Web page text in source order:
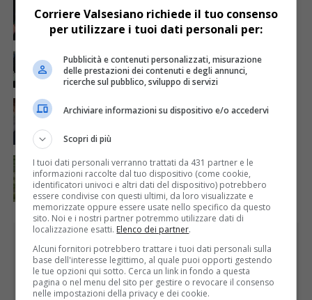
Sabato 8 agosto in piazza a Varallo Gran Galà Lirico
ATTUALITÀ 7 giorni fa
Polizia locale, nasce il primo gruppo cinofilo
regionale del Piemonte
Auguri alla centenaria Piera Rosa Taddia
ATTUALITÀ 3 giorni fa
Siccità, Gattinara chiede il riconoscimento dello
stato di calamità naturale
PUBBLICITÀ
Corriere Valsesiano richiede il tuo consenso
per utilizzare i tuoi dati personali per:
Pubblicità e contenuti personalizzati, misurazione
delle prestazioni dei contenuti e degli annunci,
ricerche sul pubblico, sviluppo di servizi
Archiviare informazioni su dispositivo e/o accedervi
Scopri di più
I tuoi dati personali verranno trattati da 431 partner e le
informazioni raccolte dal tuo dispositivo (come cookie,
identificatori univoci e altri dati del dispositivo) potrebbero
essere condivise con questi ultimi, da loro visualizzate e
memorizzate oppure essere usate nello specifico da questo
sito. Noi e i nostri partner potremmo utilizzare dati di
localizzazione esatti. Elenco dei partner.
Alcuni fornitori potrebbero trattare i tuoi dati personali sulla
base dell'interesse legittimo, al quale puoi opporti gestendo
le tue opzioni qui sotto. Cerca un link in fondo a questa
pagina o nel menu del sito per gestire o revocare il consenso
nelle impostazioni della privacy e dei cookie.